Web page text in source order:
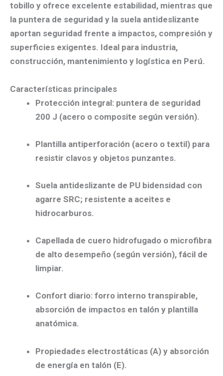
tobillo y ofrece excelente estabilidad, mientras que
la puntera de seguridad y la suela antideslizante
aportan seguridad frente a impactos, compresión y
superficies exigentes. Ideal para industria,
construcción, mantenimiento y logística en Perú.
Características principales
Protección integral: puntera de seguridad
200 J (acero o composite según versión).
Plantilla antiperforación (acero o textil) para
resistir clavos y objetos punzantes.
Suela antideslizante de PU bidensidad con
agarre SRC; resistente a aceites e
hidrocarburos.
Capellada de cuero hidrofugado o microfibra
de alto desempeño (según versión), fácil de
limpiar.
Confort diario: forro interno transpirable,
absorción de impactos en talón y plantilla
anatómica.
Propiedades electrostáticas (A) y absorción
de energía en talón (E).